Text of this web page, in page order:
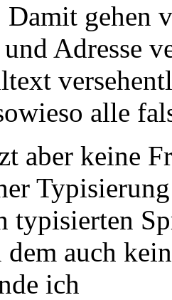
Damit gehen
Adresse
alle
aber keine
typisierten
auch
ich